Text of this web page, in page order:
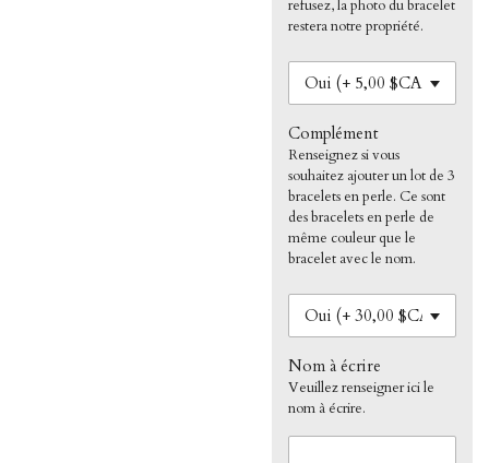
refusez, la photo du bracelet
restera notre propriété.
Complément
Renseignez si vous
souhaitez ajouter un lot de 3
bracelets en perle. Ce sont
des bracelets en perle de
même couleur que le
bracelet avec le nom.
Nom à écrire
Veuillez renseigner ici le
nom à écrire.